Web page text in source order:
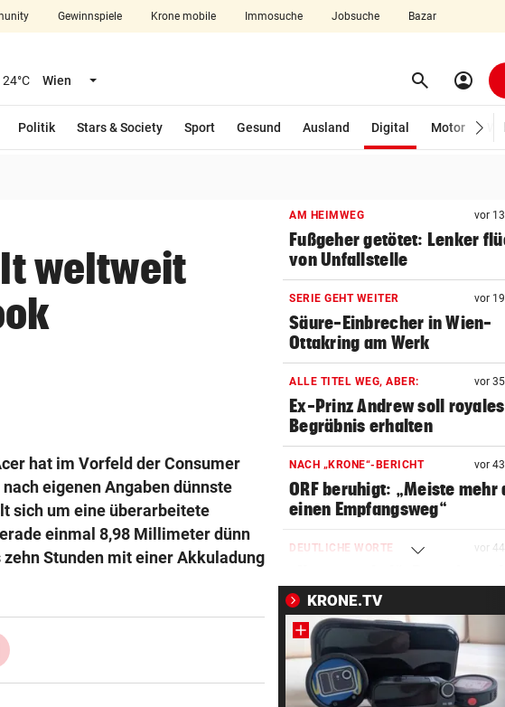
Gewinnspiele Krone mobile Immosuche Jobsuche Bazar
24°C Wien Menü aufklappen search Suchen
account_circle
Politik Stars & Society Sport Gesund Ausland Digital
Motor
weltweit
hat im Vorfeld der Consumer
eigenen Angaben dünnste
sich um eine überarbeitete
einmal 8,98 Millimeter dünn
Stunden mit einer Akkuladung
AM HEIMWEG vor
Fußgeher getötet: Lenker
von Unfallstelle
SERIE GEHT WEITER vor
Säure-Einbrecher in Wien-
Ottakring am Werk
ALLE TITEL WEG, ABER: vor
Ex-Prinz Andrew soll royales
Begräbnis erhalten
NACH „KRONE“-BERICHT vor
ORF beruhigt: „Meiste mehr
einen Empfangsweg“
DEUTLICHE WORTE vor
mit Ex-Klub ab
WAREN ES JÄGER? vor
Frau entdeckte
ihrem Auto
KRONE.TV